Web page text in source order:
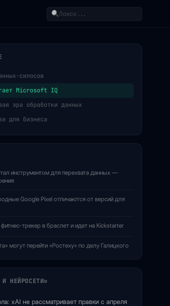
Поиск
силосов
Microsoft IQ
эра обработки данных
для бизнеса
инструментом для перехвата данных —
Google Pixel отличаются от версий для
трекер в браслет и идет на Kickstarter
могут перейти «Ростеху» по делу Галицкого
НЕЙРОСЕТИ»
xAI не рассматривает правки с апреля